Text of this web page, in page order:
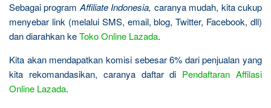
Sebagai program Affiliate Indonesia, caranya mudah, kita cukup
menyebar link (melalui SMS, email, blog, Twitter, Facebook, dll)
dan diarahkan keToko Online Lazada.
Kita akan mendapatkan komisi sebesar 6% dari penjualan yang
kita rekomandasikan, caranya daftar di Pendaftaran Affilasi
Online Lazada.